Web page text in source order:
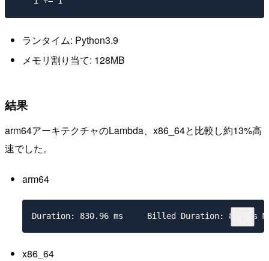
ランタイム: Python3.9
メモリ割り当て: 128MB
結果
arm64アーキテクチャのLambda、x86_64と比較し約13%高
速でした。
arm64
x86_64